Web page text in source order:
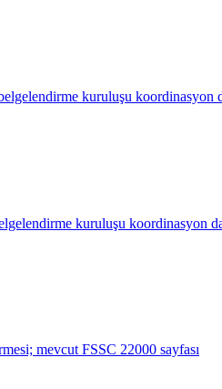
kuruluşu koordinasyon
kuruluşu koordinasyon
mevcut FSSC 22000 sayfası